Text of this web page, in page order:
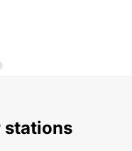
stations